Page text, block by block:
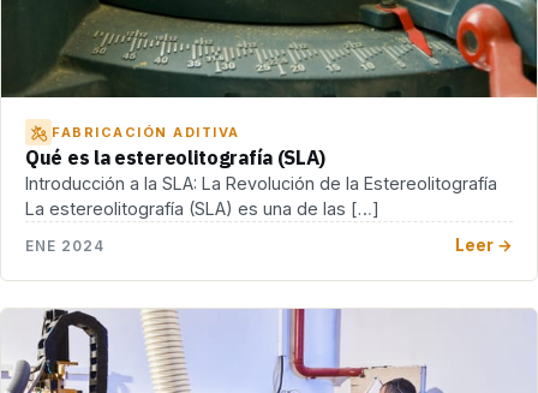
FABRICACIÓN ADITIVA
Qué es la estereolitografía (SLA)
Introducción a la SLA: La Revolución de la Estereolitografía
La estereolitografía (SLA) es una de las […]
ENE 2024 Leer →